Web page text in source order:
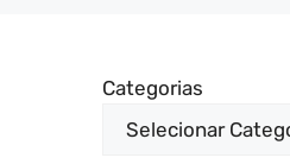
Categorias